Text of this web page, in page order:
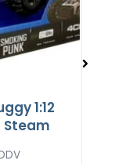
1:12
Steam